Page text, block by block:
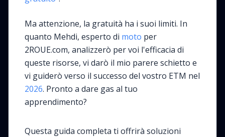
Ma attenzione, la gratuità ha i suoi limiti. In
quanto Mehdi, esperto di moto per
2ROUE.com, analizzerò per voi l'efficacia di
queste risorse, vi darò il mio parere schietto e
vi guiderò verso il successo del vostro ETM nel
2026. Pronto a dare gas al tuo
apprendimento?
Questa guida completa ti offrirà soluzioni